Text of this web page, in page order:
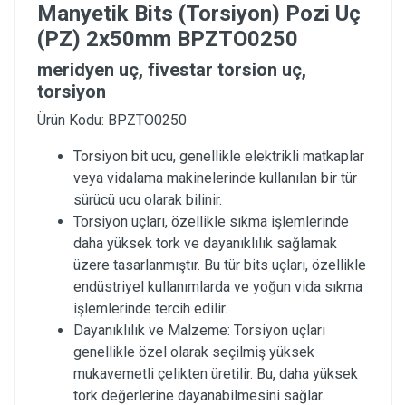
Manyetik Bits (Torsiyon) Pozi Uç
(PZ) 2x50mm BPZTO0250
meridyen uç, fivestar torsion uç,
torsiyon
Ürün Kodu: BPZTO0250
Torsiyon bit ucu, genellikle elektrikli matkaplar
veya vidalama makinelerinde kullanılan bir tür
sürücü ucu olarak bilinir.
Torsiyon uçları, özellikle sıkma işlemlerinde
daha yüksek tork ve dayanıklılık sağlamak
üzere tasarlanmıştır. Bu tür bits uçları, özellikle
endüstriyel kullanımlarda ve yoğun vida sıkma
işlemlerinde tercih edilir.
Dayanıklılık ve Malzeme: Torsiyon uçları
genellikle özel olarak seçilmiş yüksek
mukavemetli çelikten üretilir. Bu, daha yüksek
tork değerlerine dayanabilmesini sağlar.